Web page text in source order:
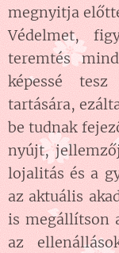
megnyitja
Védelmet,
teremtés
képessé
tartására,
be tudnak
nyújt,
lojalitás és a
az aktuális
is megállítson
az